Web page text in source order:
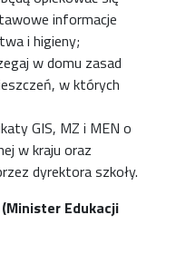
informacje
i higieny;
w domu zasad
w których
GIS, MZ i MEN o
w kraju oraz
dyrektora szkoły.
(Minister Edukacji